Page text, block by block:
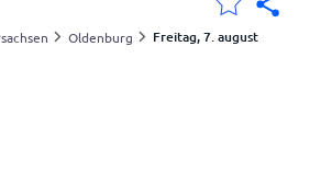
Oldenburg Freitag, 7. august